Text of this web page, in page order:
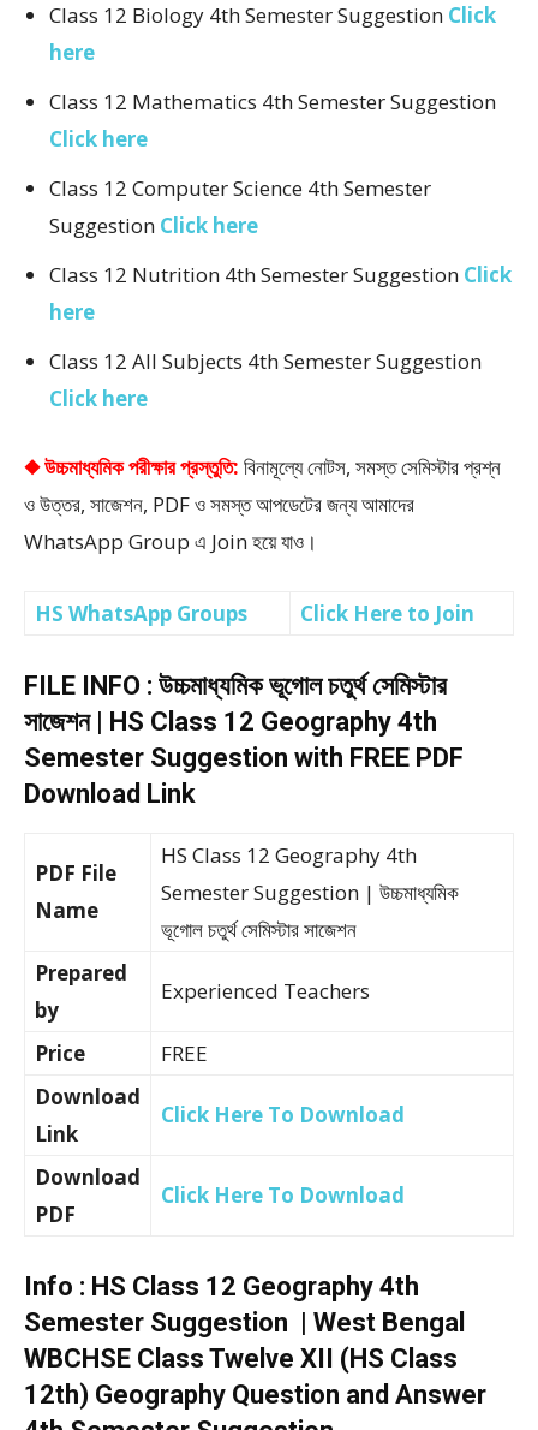
Class 12 Biology 4th Semester Suggestion Click
here
Class 12 Mathematics 4th Semester Suggestion
Click here
Class 12 Computer Science 4th Semester
Suggestion Click here
Class 12 Nutrition 4th Semester Suggestion Click
here
Class 12 All Subjects 4th Semester Suggestion
Click here
◆ উচ্চমাধ্যমিক পরীক্ষার প্রস্তুতি: বিনামূল্যে নোটস, সমস্ত সেমিস্টার প্রশ্ন
ও উত্তর, সাজেশন, PDF ও সমস্ত আপডেটের জন্য আমাদের
WhatsApp Group এ Join হয়ে যাও।
HS WhatsApp Groups Click Here to Join
FILE INFO : উচ্চমাধ্যমিক ভূগোল চতুর্থ সেমিস্টার
সাজেশন | HS Class 12 Geography 4th
Semester Suggestion with FREE PDF
Download Link
PDF File
Name
HS Class 12 Geography 4th
Semester Suggestion | উচ্চমাধ্যমিক
ভূগোল চতুর্থ সেমিস্টার সাজেশন
Prepared
by
Experienced Teachers
Price
FREE
Download
Link
Click Here To Download
Download
PDF
Click Here To Download
Info : HS Class 12 Geography 4th
Semester Suggestion | West Bengal
WBCHSE Class Twelve XII (HS Class
12th) Geography Question and Answer